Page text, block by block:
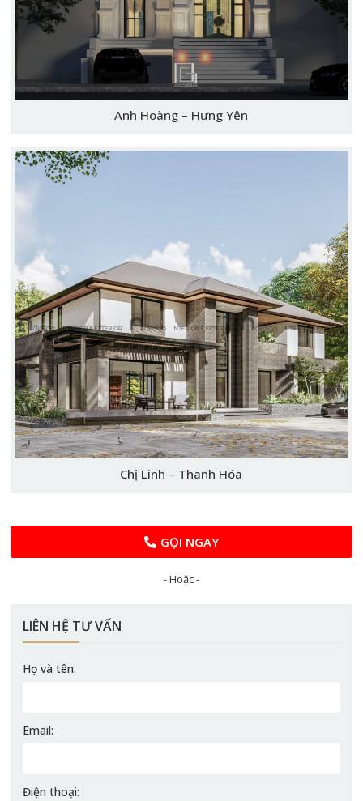
Anh Hoàng – Hưng Yên
Chị Linh – Thanh Hóa
GỌI NGAY
- Hoặc -
LIÊN HỆ TƯ VẤN
Họ và tên:
Email:
Điện thoại: